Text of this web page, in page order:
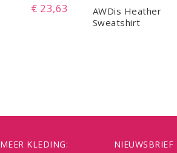
€ 23,63
AWDis Heather
Sweatshirt
MEER KLEDING: NIEUWSBRIEF